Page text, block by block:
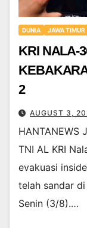
DUNIA JAWA TIMUR
KRI NALA-
2
AUGUST 3,
TNI AL KRI
evakuasi
telah sandar
Senin (3/8).…